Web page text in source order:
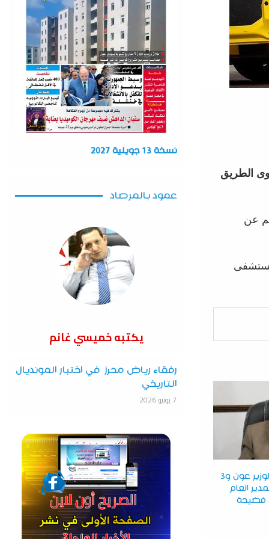
الطريق
عن
تخفيض عقوبة الوزير عون و3
العام
فضيحة
نسخة 13 جويلية 2027
عمود بالمرصاد
يكتبه خميسي غانم
رفقاء رياض محرز في اختبار المونديال
التاريخي
7 يونيو 2026